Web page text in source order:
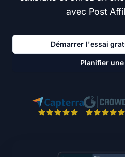
avec Post
Démarrer l'essai
Planifier